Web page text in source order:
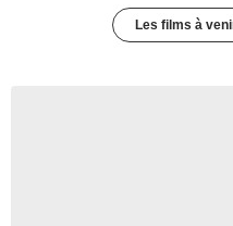
Les films à